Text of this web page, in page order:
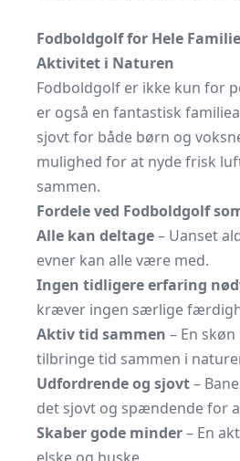
Fodboldgolf for Hele
Aktivitet i Naturen
Fodboldgolf er ikke kun for
er også en fantastisk
sjovt for både børn og
mulighed for at nyde frisk
sammen.
Fordele ved Fodboldgolf
Alle kan deltage– Uanset
evner kan alle være med.
Ingen tidligere erfaring
kræver ingen særlige
Aktiv tid sammen – En
tilbringe tid sammen i
Udfordrende og sjovt–
det sjovt og spændende for
Skaber gode minder– En